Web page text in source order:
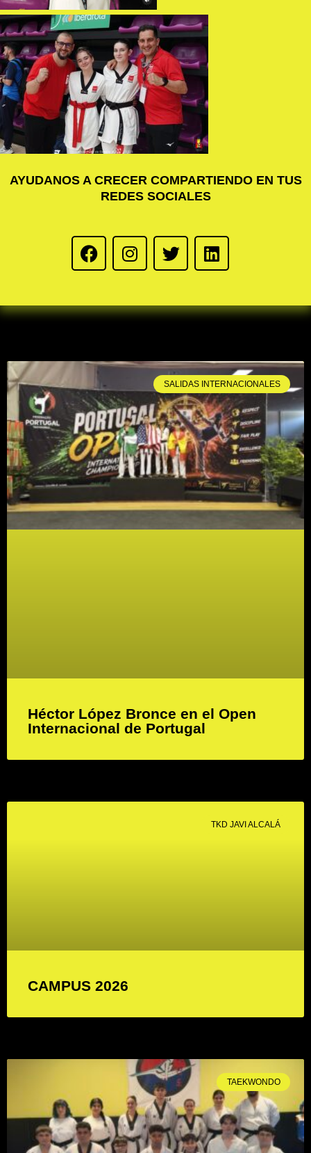
AYUDANOS A CRECER COMPARTIENDO EN TUS
REDES SOCIALES
SALIDAS INTERNACIONALES
Héctor López Bronce en el Open
Internacional de Portugal
TKD JAVI ALCALÁ
CAMPUS 2026
TAEKWONDO